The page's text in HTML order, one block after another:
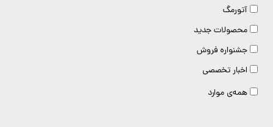
آتورمگ
محصولات جدید
جشنواره فروش
اخبار تخصصی
همه‌ی موارد